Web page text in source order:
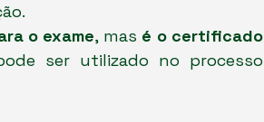
o exame, mas é o certificado
ser utilizado no processo